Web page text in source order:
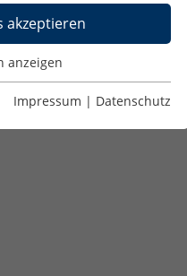
akzeptieren
anzeigen
Impressum | Datenschutz
Ebene der